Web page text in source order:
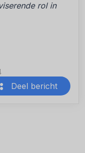
rol in
Deel bericht